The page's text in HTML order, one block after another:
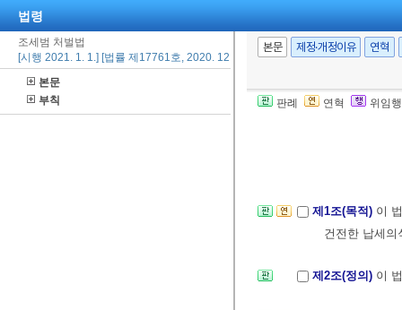
법령
조세범 처벌법
[시행 2021. 1. 1.] [법률 제17761호, 2020. 12. 29., 타법개정]
본문
부칙
본문 제정·개정이유 연혁
판례 연혁 위임
제1조(목적) 이
건전한 납세
제2조(정의) 이